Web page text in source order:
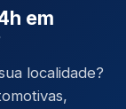
em
localidade?